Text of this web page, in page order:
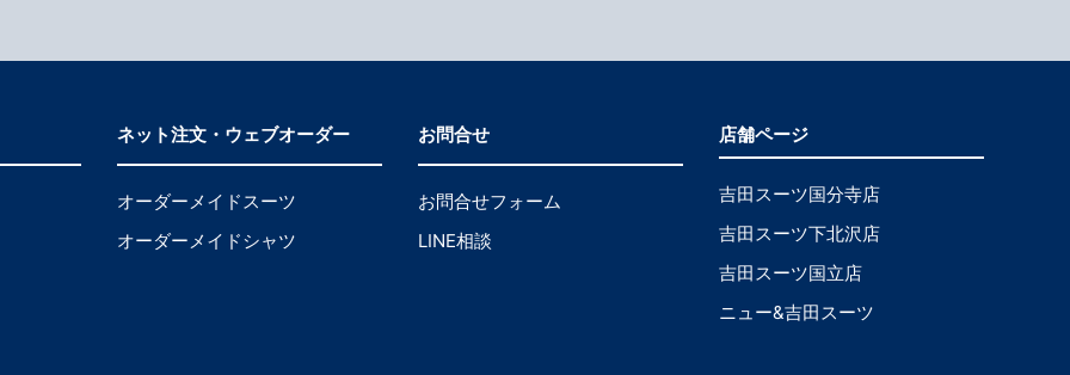
ネット注文・ウェブオーダー
オーダーメイドスーツ
オーダーメイドシャツ
お問合せ
お問合せフォーム
LINE相談
店舗ページ
吉田スーツ国分寺店
吉田スーツ下北沢店
吉田スーツ国立店
ニュー&吉田スーツ